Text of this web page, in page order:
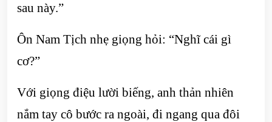
sau này.”
Ôn Nam Tịch nhẹ giọng hỏi: “Nghĩ cái gì
cơ?”
Với giọng điệu lười biếng, anh thản nhiên
nắm tay cô bước ra ngoài, đi ngang qua đôi